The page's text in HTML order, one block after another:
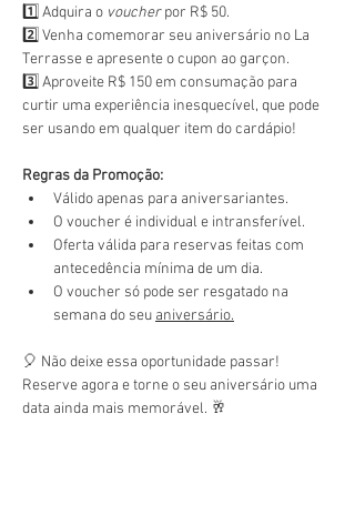
1️⃣ Adquira o voucher por R$ 50.
2️⃣ Venha comemorar seu aniversário no La
Terrasse e apresente o cupon ao garçon.
3️⃣ Aproveite R$ 150 em consumação para
curtir uma experiência inesquecível, que pode
ser usando em qualquer item do cardápio!
Regras da Promoção:
Válido apenas para aniversariantes.
O voucher é individual e intransferível.
Oferta válida para reservas feitas com
antecedência mínima de um dia.
O voucher só pode ser resgatado na
semana do seu aniversário.
🎈 Não deixe essa oportunidade passar!
Reserve agora e torne o seu aniversário uma
data ainda mais memorável. 🥂